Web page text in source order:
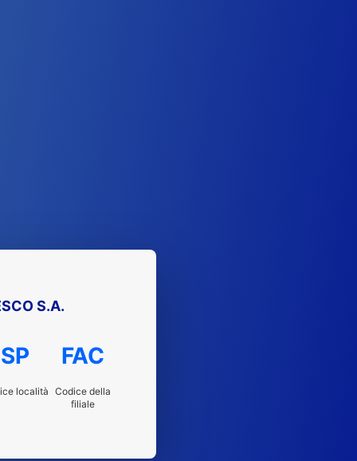
S.A.
SP
località
FAC
Codice della
filiale